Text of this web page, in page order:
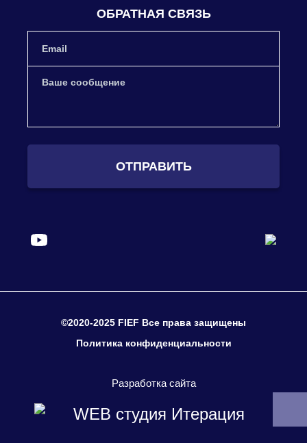
ОБРАТНАЯ СВЯЗЬ
ОТПРАВИТЬ
©2020-2025 FIEF Все права защищены
Политика конфиденциальности
Разработка сайта